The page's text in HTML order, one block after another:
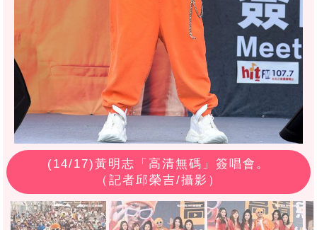
(14/17)黃明志「高清無碼」簽唱會。
（記者邱榮吉/攝影）